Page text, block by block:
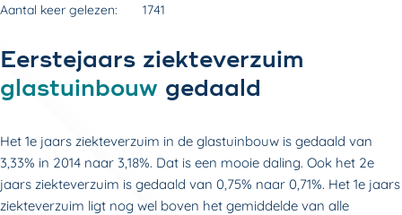
Aantal keer gelezen: 1741
Eerstejaars ziekteverzuim
glastuinbouw gedaald
Het 1e jaars ziekteverzuim in de glastuinbouw is gedaald van
3,33% in 2014 naar 3,18%. Dat is een mooie daling. Ook het 2e
jaars ziekteverzuim is gedaald van 0,75% naar 0,71%. Het 1e jaars
ziekteverzuim ligt nog wel boven het gemiddelde van alle